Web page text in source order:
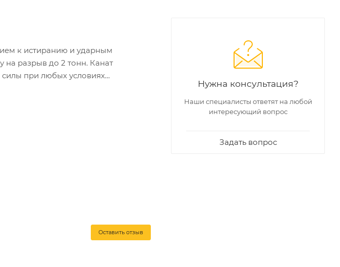
к истиранию и ударным
на разрыв до 2 тонн. Канат
при любых условиях
Оставить отзыв
Нужна консультация?
Наши специалисты ответят на любой
интересующий вопрос
Задать вопрос